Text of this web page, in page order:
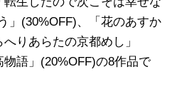
」(30%OFF)、「花のあすか
りあらたの京都めし」
語」(20%OFF)の8作品で